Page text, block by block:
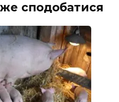
сподобатися